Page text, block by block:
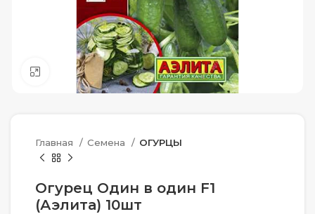
Нажмите, чтобы увеличить
Главная Семена ОГУРЦЫ
Огурец Один в один F1
(Аэлита) 10шт